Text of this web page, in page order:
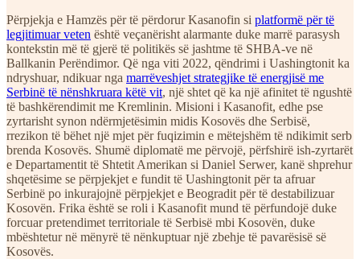
Përpjekja e Hamzës për të përdorur Kasanofin si platformë për të
legjitimuar veten është veçanërisht alarmante duke marrë parasysh
kontekstin më të gjerë të politikës së jashtme të SHBA-ve në
Ballkanin Perëndimor. Që nga viti 2022, qëndrimi i Uashingtonit ka
ndryshuar, ndikuar nga marrëveshjet strategjike të energjisë me
Serbinë të nënshkruara këtë vit, një shtet që ka një afinitet të ngushtë
të bashkërendimit me Kremlinin. Misioni i Kasanofit, edhe pse
zyrtarisht synon ndërmjetësimin midis Kosovës dhe Serbisë,
rrezikon të bëhet një mjet për fuqizimin e mëtejshëm të ndikimit serb
brenda Kosovës. Shumë diplomatë me përvojë, përfshirë ish-zyrtarët
e Departamentit të Shtetit Amerikan si Daniel Serwer, kanë shprehur
shqetësime se përpjekjet e fundit të Uashingtonit për ta afruar
Serbinë po inkurajojnë përpjekjet e Beogradit për të destabilizuar
Kosovën. Frika është se roli i Kasanofit mund të përfundojë duke
forcuar pretendimet territoriale të Serbisë mbi Kosovën, duke
mbështetur në mënyrë të nënkuptuar një zbehje të pavarësisë së
Kosovës.